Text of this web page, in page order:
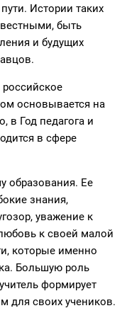
Истории таких
быть
и будущих
основывается на
в Год педагога и
в сфере
образования. Ее
знания,
уважение к
к своей малой
которые именно
Большую роль
формирует
для своих учеников.